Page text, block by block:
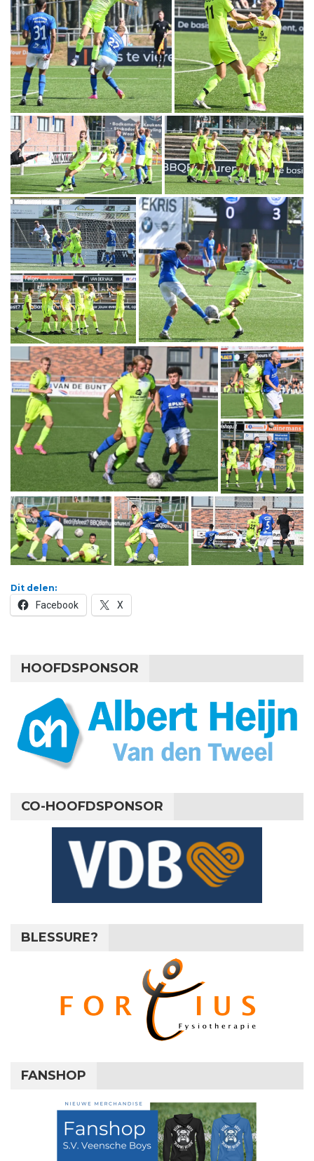
Dit delen:
Facebook X
HOOFDSPONSOR
CO-HOOFDSPONSOR
BLESSURE?
FANSHOP